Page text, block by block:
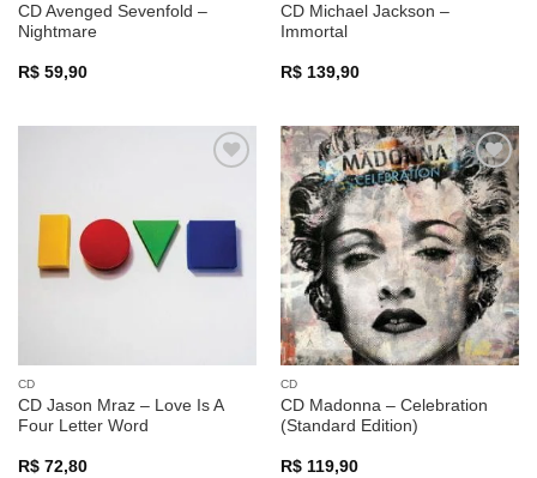
CD Avenged Sevenfold –
Nightmare
R$59,90
CD Michael Jackson –
Immortal
R$139,90
desejos
CD
CD Jason Mraz – Love Is A
Four Letter Word
R$72,80
Adicionar
a lista de
desejos
CD
CD Madonna – Celebration
(Standard Edition)
R$119,90